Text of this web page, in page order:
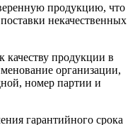
продукцию, что
некачественных
качеству продукции в
организации,
номер партии и
гарантийного срока